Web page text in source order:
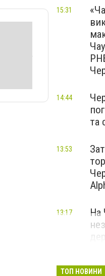
15:31
та
14:44
13:53
На
13:17
ТОП НОВИНИ